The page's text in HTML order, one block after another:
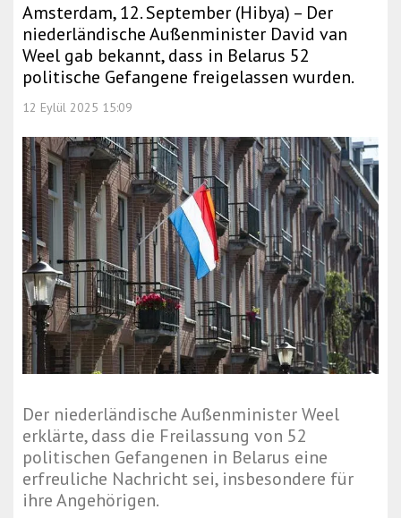
Amsterdam, 12. September (Hibya) – Der
niederländische Außenminister David van
Weel gab bekannt, dass in Belarus 52
politische Gefangene freigelassen wurden.
12 Eylül 2025 15:09
Der niederländische Außenminister Weel
erklärte, dass die Freilassung von 52
politischen Gefangenen in Belarus eine
erfreuliche Nachricht sei, insbesondere für
ihre Angehörigen.